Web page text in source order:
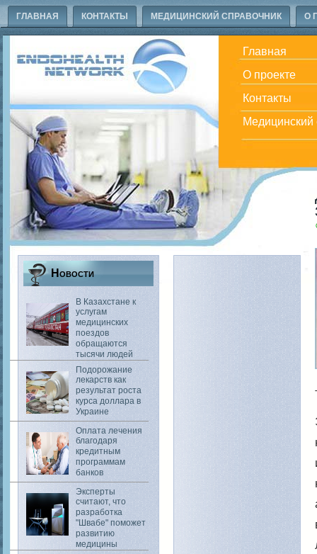
ГЛАВНАЯ КОНТАКТЫ МЕДИЦИНСКИЙ СПРАВОЧНИК О
Главная
О проекте
Контакты
Медицинский
Новости
В Казахстане к
услугам
медицинских
поездов
обращаются
тысячи людей
Подорожание
лекарств как
результат роста
курса доллара в
Украине
Оплата лечения
благодаря
кредитным
программам
банков
Эксперты
считают, что
разработка
"Швабе" поможет
развитию
медицины